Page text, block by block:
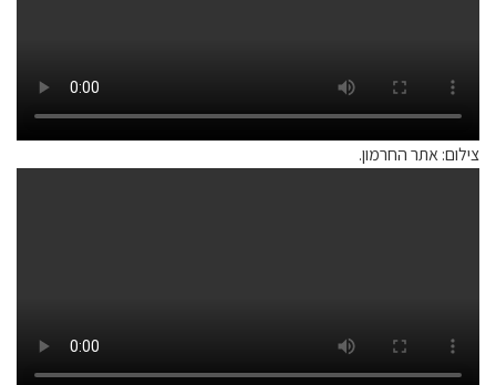
צילום: אתר החרמון.